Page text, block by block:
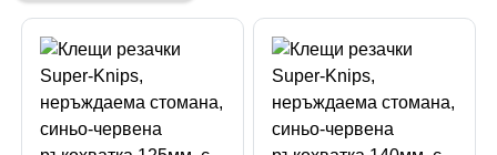
Име
Име
Код на артикул